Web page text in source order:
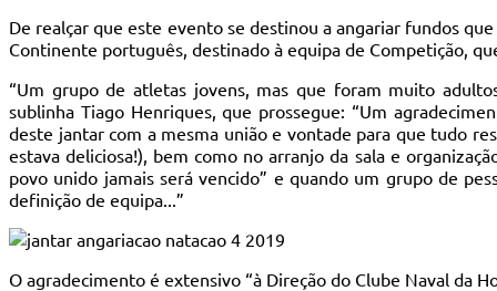
De realçar que este evento se destinou a angariar fundos
Continente português, destinado à equipa de Competição,
“Um grupo de atletas jovens, mas que foram muito
sublinha Tiago Henriques, que prossegue: “Um
deste jantar com a mesma união e vontade para que tudo
estava deliciosa!), bem como no arranjo da sala e
povo unido jamais será vencido” e quando um grupo de
definição de equipa...”
O agradecimento é extensivo “à Direção do Clube Naval da